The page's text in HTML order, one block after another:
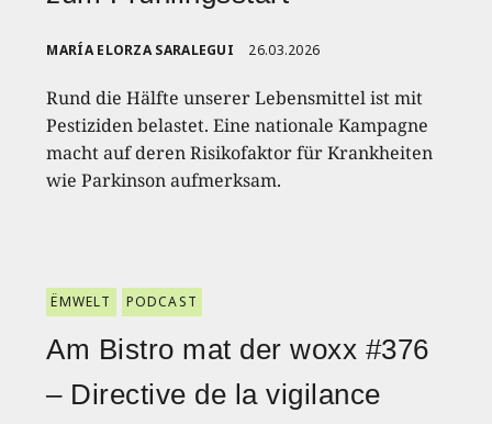
MARÍA ELORZA SARALEGUI 26.03.2026
Rund die Hälfte unserer Lebensmittel ist mit
Pestiziden belastet. Eine nationale Kampagne
macht auf deren Risikofaktor für Krankheiten
wie Parkinson aufmerksam.
ËMWELT PODCAST
Am Bistro mat der woxx #376
– Directive de la vigilance